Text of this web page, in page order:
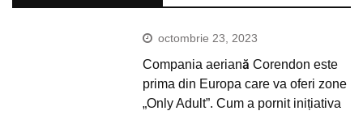
octombrie 23, 2023
Compania aeriană Corendon este
prima din Europa care va oferi zone
„Only Adult”. Cum a pornit inițiativa